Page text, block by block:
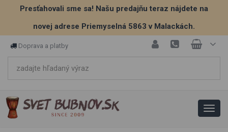
Presťahovali sme sa! Našu predajňu teraz nájdete na
novej adrese Priemyselná 5863 v Malackách.
Doprava a platby